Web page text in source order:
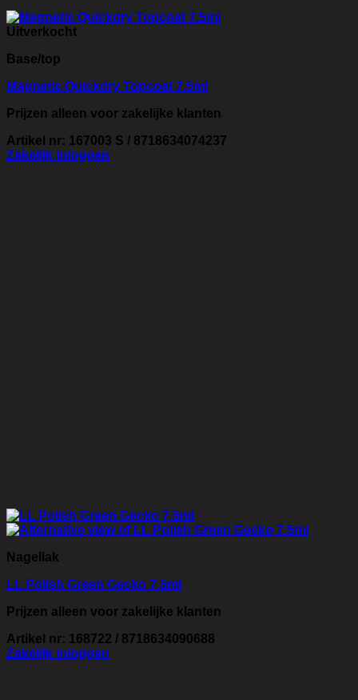
Uitverkocht
Base/top
Magnetic Quickdry Topcoat 7.5ml
Prijzen alleen voor zakelijke klanten
Artikel nr: 167003 S / 8718634074237
Zakelijk inloggen
Nagellak
LL Polish Green Gecko 7.5ml
Prijzen alleen voor zakelijke klanten
Artikel nr: 168722 / 8718634090688
Zakelijk inloggen